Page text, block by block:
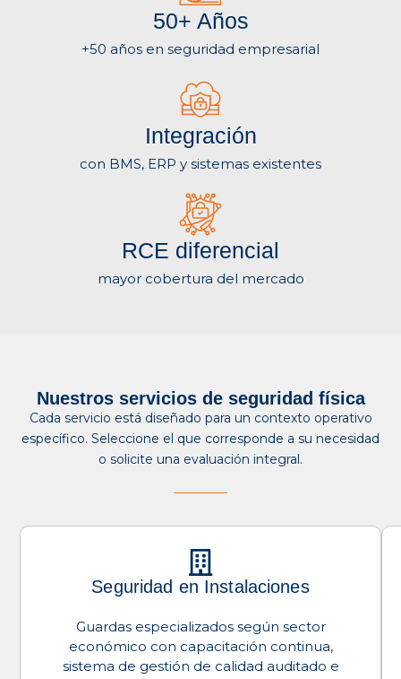
50+ Años
+50 años en seguridad empresarial
Integración
con BMS, ERP y sistemas existentes
RCE diferencial
mayor cobertura del mercado
Nuestros servicios de seguridad física
Cada servicio está diseñado para un contexto operativo
específico. Seleccione el que corresponde a su necesidad
o solicite una evaluación integral.
Seguridad en Instalaciones
Guardas especializados según sector
económico con capacitación continua,
sistema de gestión de calidad auditado e